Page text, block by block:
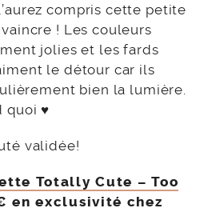
compris cette petite
! Les couleurs
jolies et les fards
le détour car ils
bien la lumière.
quoi ♥
validée!
Totally Cute – Too
en exclusivité chez